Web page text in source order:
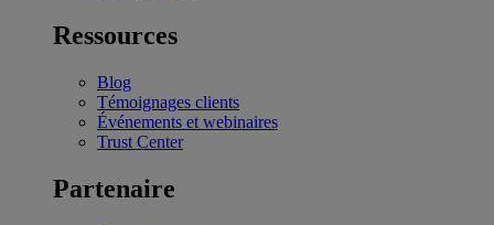
Ressources
Blog
Témoignages clients
Événements et webinaires
Trust Center
Partenaire